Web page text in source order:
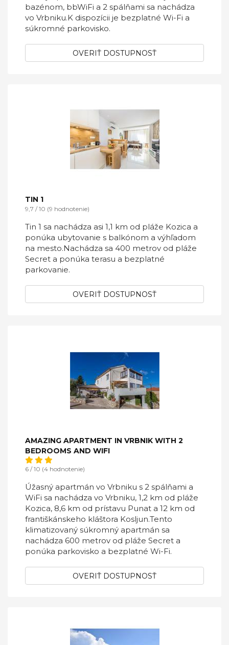
bazénom, bbWiFi a 2 spálňami sa nachádza
vo Vrbniku.K dispozícii je bezplatné Wi-Fi a
súkromné ​​parkovisko.
OVERIŤ DOSTUPNOSŤ
TIN 1
9,7 / 10 (9 hodnotenie)
Tin 1 sa nachádza asi 1,1 km od pláže Kozica a
ponúka ubytovanie s balkónom a výhľadom
na mesto.Nachádza sa 400 metrov od pláže
Secret a ponúka terasu a bezplatné
parkovanie.
OVERIŤ DOSTUPNOSŤ
AMAZING APARTMENT IN VRBNIK WITH 2
BEDROOMS AND WIFI
6 / 10 (4 hodnotenie)
Úžasný apartmán vo Vrbniku s 2 spálňami a
WiFi sa nachádza vo Vrbniku, 1,2 km od pláže
Kozica, 8,6 km od prístavu Punat a 12 km od
františkánskeho kláštora Kosljun.Tento
klimatizovaný súkromný apartmán sa
nachádza 600 metrov od pláže Secret a
ponúka parkovisko a bezplatné Wi-Fi.
OVERIŤ DOSTUPNOSŤ